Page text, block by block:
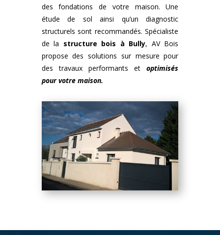
des fondations de votre maison. Une
étude de sol ainsi qu’un diagnostic
structurels sont recommandés. Spécialiste
de la structure bois à Bully, AV Bois
propose des solutions sur mesure pour
des travaux performants etoptimisés
pour votre maison.